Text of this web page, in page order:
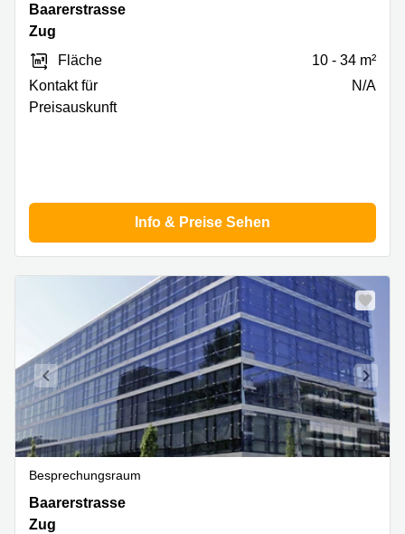
Baarerstrasse
135,
Baarerstrasse
Zug
Fläche
10 - 34 m²
Kontakt für
Preisauskunft
N/A
Info & Preise Sehen
Besprechungsraum
Baarerstrasse
137,
Baarerstrasse
Zug